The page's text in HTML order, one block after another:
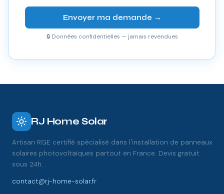
Envoyer ma demande →
🔒 Données confidentielles — jamais revendues
RJ Home Solar
Artisan RGE certifié spécialisé dans l'installation de panneaux
solaires photovoltaïques partout en France. Devis gratuit
sous 24h.
contact@rj-home-solar.fr